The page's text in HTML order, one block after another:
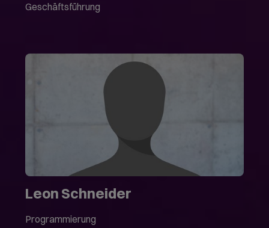
Geschäftsführung
Leon Schneider
Programmierung